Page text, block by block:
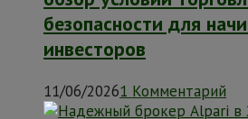
безопасности для
инвесторов
11/06/20261 Комментарий